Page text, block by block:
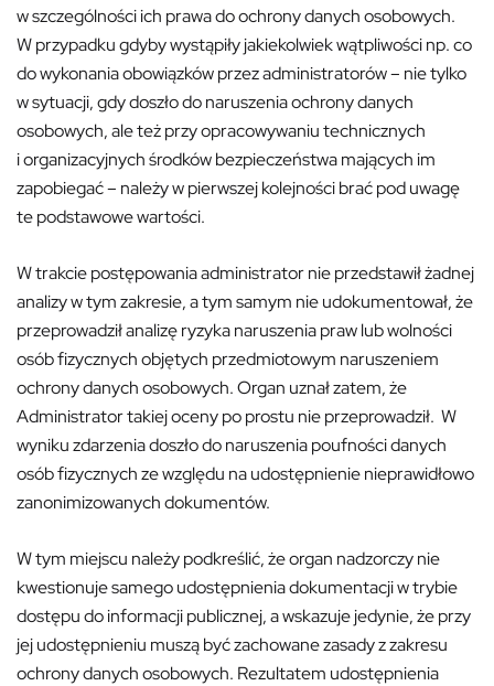
w szczególności ich prawa do ochrony danych osobowych.
W przypadku gdyby wystąpiły jakiekolwiek wątpliwości np. co
do wykonania obowiązków przez administratorów – nie tylko
w sytuacji, gdy doszło do naruszenia ochrony danych
osobowych, ale też przy opracowywaniu technicznych
i organizacyjnych środków bezpieczeństwa mających im
zapobiegać – należy w pierwszej kolejności brać pod uwagę
te podstawowe wartości.
W trakcie postępowania administrator nie przedstawił żadnej
analizy w tym zakresie, a tym samym nie udokumentował, że
przeprowadził analizę ryzyka naruszenia praw lub wolności
osób fizycznych objętych przedmiotowym naruszeniem
ochrony danych osobowych. Organ uznał zatem, że
Administrator takiej oceny po prostu nie przeprowadził. W
wyniku zdarzenia doszło do naruszenia poufności danych
osób fizycznych ze względu na udostępnienie nieprawidłowo
zanonimizowanych dokumentów.
W tym miejscu należy podkreślić, że organ nadzorczy nie
kwestionuje samego udostępnienia dokumentacji w trybie
dostępu do informacji publicznej, a wskazuje jedynie, że przy
jej udostępnieniu muszą być zachowane zasady z zakresu
ochrony danych osobowych. Rezultatem udostępnienia